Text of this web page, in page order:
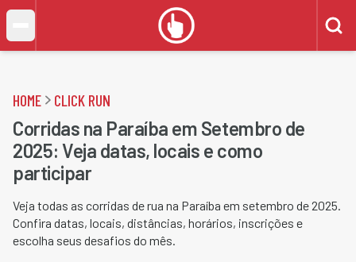
HOME CLICK RUN
Corridas na Paraíba em Setembro de
2025: Veja datas, locais e como
participar
Veja todas as corridas de rua na Paraíba em setembro de 2025.
Confira datas, locais, distâncias, horários, inscrições e
escolha seus desafios do mês.